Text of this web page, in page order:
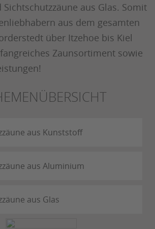
aus Glas. Somit
aus dem gesamten
über Itzehoe bis Kiel
Zaunsortiment sowie
aus Kunststoff
aus Aluminium
aus Glas